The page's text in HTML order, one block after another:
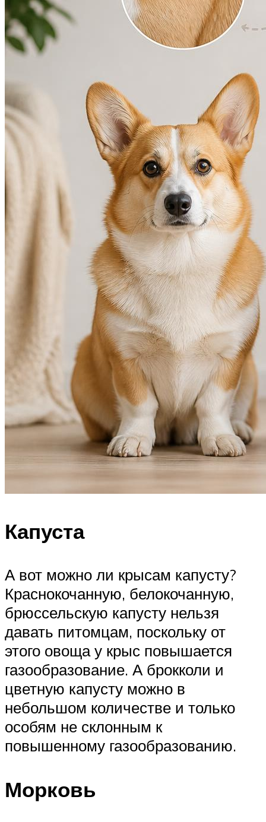
Капуста
А вот можно ли крысам капусту?
Краснокочанную, белокочанную,
брюссельскую капусту нельзя
давать питомцам, поскольку от
этого овоща у крыс повышается
газообразование. А брокколи и
цветную капусту можно в
небольшом количестве и только
особям не склонным к
повышенному газообразованию.
Морковь